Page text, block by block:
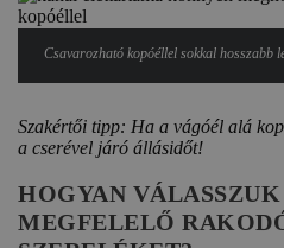
Csavarozható kopóéllel sokkal hosszabb
Szakértői tipp: Ha a vágóél alá
a cserével járó állásidőt!
HOGYAN
MEGFELELŐ